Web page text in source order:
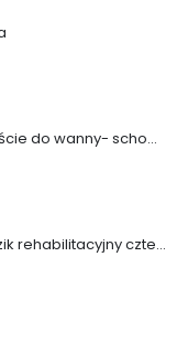
Zestaw ułatwiający wejście do wanny- schodek z poręczą
AT02007 Balkonik chodzik rehabilitacyjny cztery koła obrotowe i kulka